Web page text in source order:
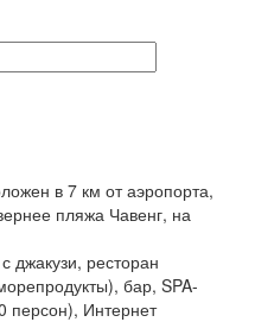
в 7 км от аэропорта,
пляжа Чавенг, на
джакузи, ресторан
бар, SPA-
персон), Интернет